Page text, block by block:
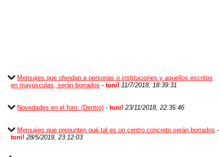
Mensajes que ofendan a personas o instituciones y aquellos escritos
en mayúsculas, serán borrados - toni! 11/7/2018, 18:39:31
Novedades en el foro: (Dentro) - toni! 23/11/2018, 22:35:46
Mensajes que pregunten qué tal es un centro concreto serán borrados -
toni! 28/5/2019, 23:12:03